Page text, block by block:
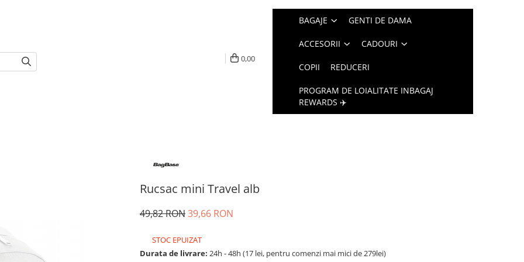
0,00
BAGAJE GENTI DE DAMA
ACCESORII CADOURI
COPII REDUCERI
PROGRAM DE LOIALITATE INBAGAJ
REWARDS ✈️
Rucsac mini Travel alb
49,82 RON39,66 RON
STOC EPUIZAT
Durata de livrare: 24h - 48h (17 lei, pentru comenzi mai mici de 279lei)